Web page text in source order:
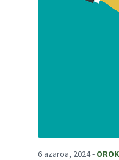
6 azaroa, 2024-